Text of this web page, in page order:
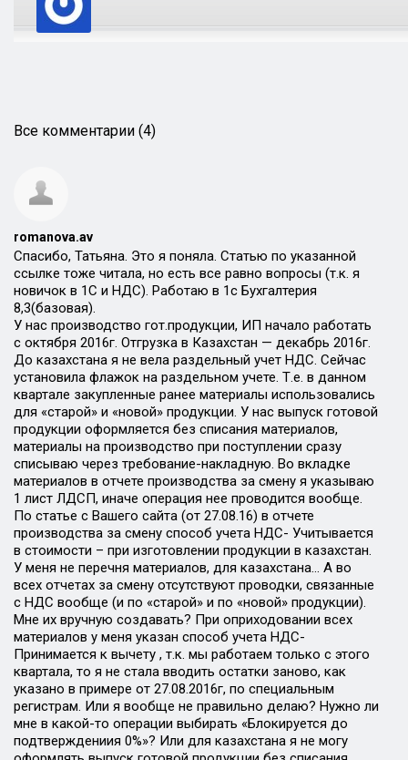
Все комментарии (4)
romanova.av
Спасибо, Татьяна. Это я поняла. Статью по указанной
ссылке тоже читала, но есть все равно вопросы (т.к. я
новичок в 1С и НДС). Работаю в 1с Бухгалтерия
8,3(базовая).
У нас производство гот.продукции, ИП начало работать
с октября 2016г. Отгрузка в Казахстан — декабрь 2016г.
До казахстана я не вела раздельный учет НДС. Сейчас
установила флажок на раздельном учете. Т.е. в данном
квартале закупленные ранее материалы использовались
для «старой» и «новой» продукции. У нас выпуск готовой
продукции оформляется без списания материалов,
материалы на производство при поступлении сразу
списываю через требование-накладную. Во вкладке
материалов в отчете производства за смену я указываю
1 лист ЛДСП, иначе операция нее проводится вообще.
По статье с Вашего сайта (от 27.08.16) в отчете
производства за смену способ учета НДС- Учитывается
в стоимости – при изготовлении продукции в казахстан.
У меня не перечня материалов, для казахстана… А во
всех отчетах за смену отсутствуют проводки, связанные
с НДС вообще (и по «старой» и по «новой» продукции).
Мне их вручную создавать? При оприходовании всех
материалов у меня указан способ учета НДС-
Принимается к вычету , т.к. мы работаем только с этого
квартала, то я не стала вводить остатки заново, как
указано в примере от 27.08.2016г, по специальным
регистрам. Или я вообще не правильно делаю? Нужно ли
мне в какой-то операции выбирать «Блокируется до
подтверждениия 0%»? Или для казахстана я не могу